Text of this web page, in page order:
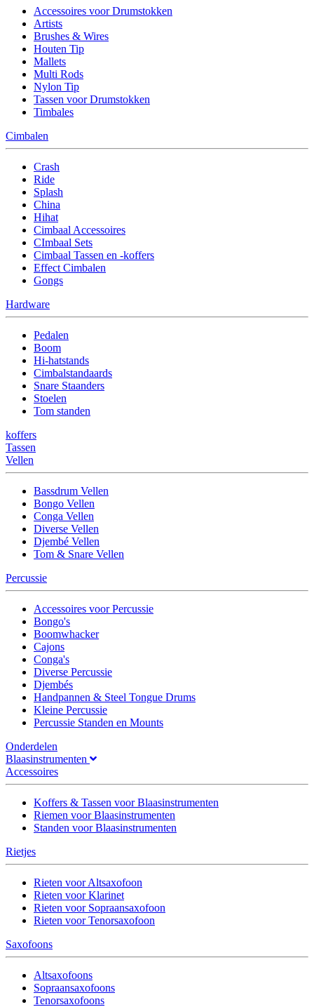
Accessoires voor Drumstokken
Artists
Brushes & Wires
Houten Tip
Mallets
Multi Rods
Nylon Tip
Tassen voor Drumstokken
Timbales
Cimbalen
Crash
Ride
Splash
China
Hihat
Cimbaal Accessoires
CImbaal Sets
Cimbaal Tassen en -koffers
Effect Cimbalen
Gongs
Hardware
Pedalen
Boom
Hi-hatstands
Cimbalstandaards
Snare Staanders
Stoelen
Tom standen
koffers
Tassen
Vellen
Bassdrum Vellen
Bongo Vellen
Conga Vellen
Diverse Vellen
Djembé Vellen
Tom & Snare Vellen
Percussie
Accessoires voor Percussie
Bongo's
Boomwhacker
Cajons
Conga's
Diverse Percussie
Djembés
Handpannen & Steel Tongue Drums
Kleine Percussie
Percussie Standen en Mounts
Onderdelen
Blaasinstrumenten
Accessoires
Koffers & Tassen voor Blaasinstrumenten
Riemen voor Blaasinstrumenten
Standen voor Blaasinstrumenten
Rietjes
Rieten voor Altsaxofoon
Rieten voor Klarinet
Rieten voor Sopraansaxofoon
Rieten voor Tenorsaxofoon
Saxofoons
Altsaxofoons
Sopraansaxofoons
Tenorsaxofoons